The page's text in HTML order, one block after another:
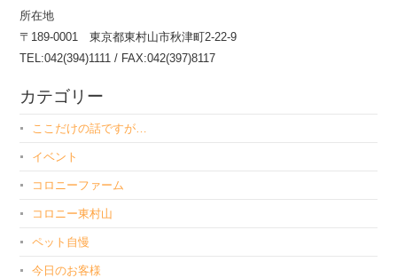
所在地
〒189-0001 東京都東村山市秋津町2-22-9
TEL:042(394)1111 / FAX:042(397)8117
カテゴリー
ここだけの話ですが…
イベント
コロニーファーム
コロニー東村山
ペット自慢
今日のお客様